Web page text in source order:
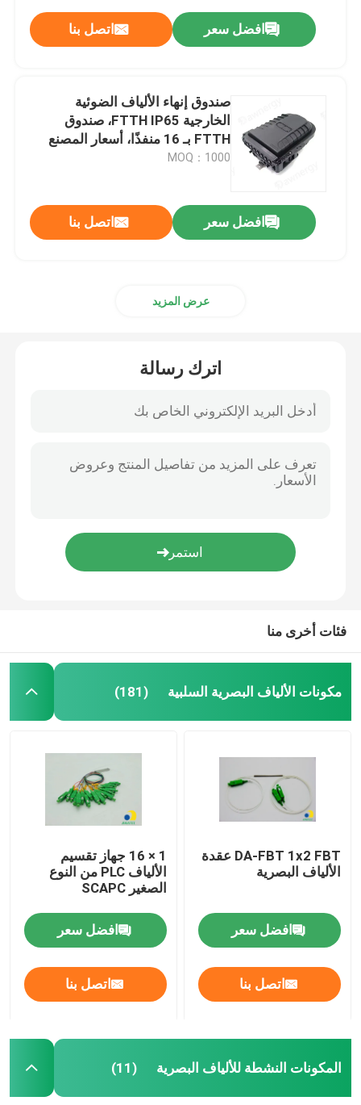
افضل سعر اتصل بنا
صندوق إنهاء الألياف الضوئية
الخارجية FTTH IP65، صندوق
FTTH بـ 16 منفذًا، أسعار المصنع
مباشرة، صندوق إنهاء بصري، صندوق
MOQ：1000
افضل سعر اتصل بنا
عرض المزيد
اترك رسالة
فئات أخرى منا
مكونات الألياف البصرية السلبية (181)
DA-FBT 1x2 FBT عقدة
الألياف البصرية
افضل سعر
اتصل بنا
1 × 16 جهاز تقسيم
الألياف PLC من النوع
الصغير SCAPC
افضل سعر
اتصل بنا
المكونات النشطة للألياف البصرية (11)